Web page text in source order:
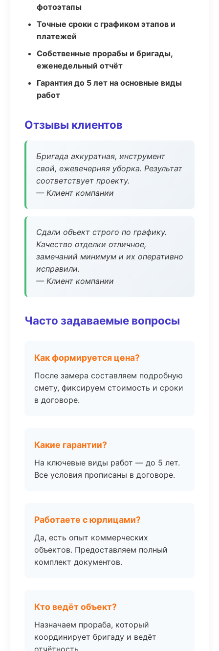
фотоэтапы
Точные сроки с графиком этапов и
платежей
Собственные прорабы и бригады,
еженедельный отчёт
Гарантия до 5 лет на основные виды
работ
Отзывы клиентов
Бригада аккуратная, инструмент
свой, ежевечерняя уборка. Результат
соответствует проекту.
— Клиент компании
Сдали объект строго по графику.
Качество отделки отличное,
замечаний минимум и их оперативно
исправили.
— Клиент компании
Часто задаваемые вопросы
Как формируется цена?
После замера составляем подробную
смету, фиксируем стоимость и сроки
в договоре.
Какие гарантии?
На ключевые виды работ — до 5 лет.
Все условия прописаны в договоре.
Работаете с юрлицами?
Да, есть опыт коммерческих
объектов. Предоставляем полный
комплект документов.
Кто ведёт объект?
Назначаем прораба, который
координирует бригаду и ведёт
отчётность.